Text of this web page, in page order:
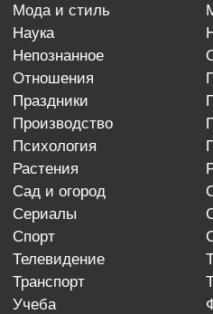
мода и стиль
наука
непознанное
отношения
праздники
производство
психология
растения
сад и огород
сериалы
спорт
телевидение
транспорт
учеба